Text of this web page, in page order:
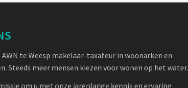
AWN te Weesp makelaar-taxateur in woonarken en
Steeds meer mensen kiezen voor wonen op het water.
om u met onze jarenlange kennis en ervaring